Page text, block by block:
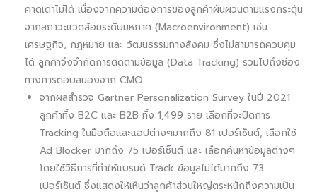
คาดเดาไม่ได้ เนื่องจากความต้องการของลูกค้าผันผวนตามแรงกระตุ้น
จากสภาวะแวดล้อมระดับมหภาค (Macroenvironment) เช่น
เศรษฐกิจ, กฎหมาย และ วัฒนธรรมทางสังคม ซึ่งไม่สามารถควบคุม
ได้ ลูกค้าจึงจำกัดการติดตามข้อมูล (Data Tracking) รวมไปถึงช่อง
ทางการตอบสนองจาก CMO
จากผลสำรวจ Gartner Personalization Survey ในปี 2021
ลูกค้าทั้ง B2C และ B2B ทั้ง 1,499 ราย เลือกที่จะปิดการ
Tracking ในมือถือและแอปต่างๆมากถึง 81 เปอร์เซ็นต์, เลือกใช้
Ad Blocker มากถึง 75 เปอร์เซ็นต์ และ เลือกค้นหาข้อมูลต่างๆ
โดยใช้วิธีการที่ทำให้แบรนด์ Track ข้อมูลไม่ได้มากถึง 73
เปอร์เซ็นต์ ซึ่งแสดงให้เห็นว่าลูกค้าส่วนใหญ่ตระหนักถึงความเป็น